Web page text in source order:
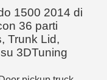
1500 2014 di
36 parti
Trunk Lid,
3DTuning